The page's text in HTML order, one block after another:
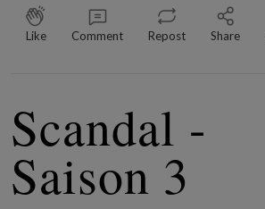
Like Comment Repost Share
Scandal -
Saison 3